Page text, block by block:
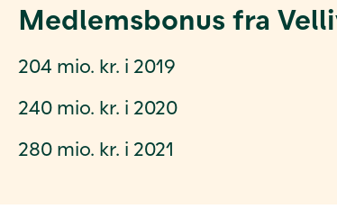
Medlemsbonus fra
204 mio. kr. i 2019
240 mio. kr. i 2020
280 mio. kr. i 2021